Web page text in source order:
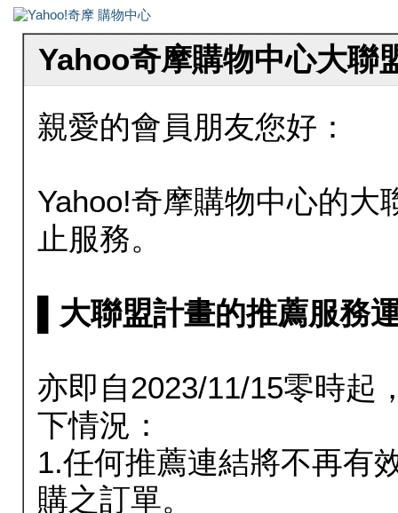
Yahoo奇摩購物中心大聯
親愛的會員朋友您好：
Yahoo!奇摩購物中心的大
止服務。
▌大聯盟計畫的推薦服務
亦即自2023/11/15零時起
下情況：
1.任何推薦連結將不再有
購之訂單。